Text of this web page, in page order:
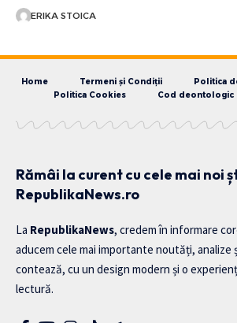
ERIKA STOICA
Home Termeni și Condiții
Politica
Politica Cookies
Cod deontologic
Rămâi la curent cu cele mai noi
RepublikaNews.ro
La RepublikaNews, credem în informare
aducem cele mai importante noutăți, analize
contează, cu un design modern și o
lectură.